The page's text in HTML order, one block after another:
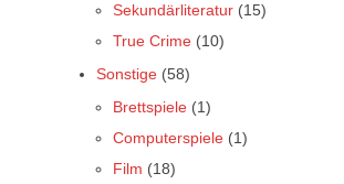
Sekundärliteratur (15)
True Crime (10)
Sonstige (58)
Brettspiele (1)
Computerspiele (1)
Film (18)